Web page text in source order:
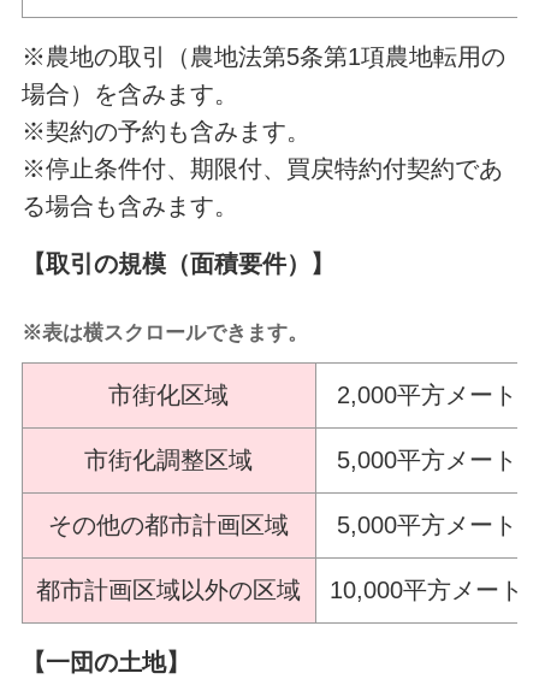
※農地の取引（農地法第5条第1項農地転用の
場合）を含みます。
※契約の予約も含みます。
※停止条件付、期限付、買戻特約付契約であ
る場合も含みます。
【取引の規模（面積要件）】
※表は横スクロールできます。
市街化区域 2,000平方メート
市街化調整区域 5,000平方メート
その他の都市計画区域 5,000平方メート
都市計画区域以外の区域 10,000平方メート
【一団の土地】